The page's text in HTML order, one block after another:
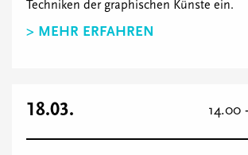
Techniken der graphischen Künste ein.
> MEHR ERFAHREN
18.03. 14.00